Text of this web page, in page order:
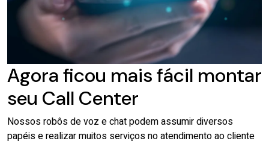
Agora ficou mais fácil montar
seu Call Center
Nossos robôs de voz e chat podem assumir diversos
papéis e realizar muitos serviços no atendimento ao cliente